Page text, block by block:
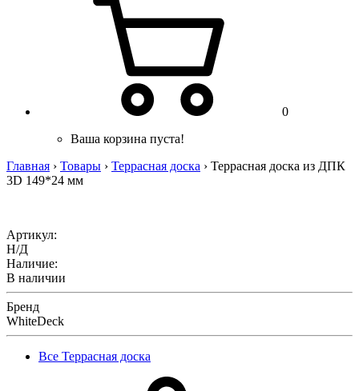
0
Ваша корзина пуста!
Главная › Товары › Террасная доска › Террасная доска из ДПК
3D 149*24 мм
Артикул:
Н/Д
Наличие:
В наличии
Бренд
WhiteDeck
Все Террасная доска